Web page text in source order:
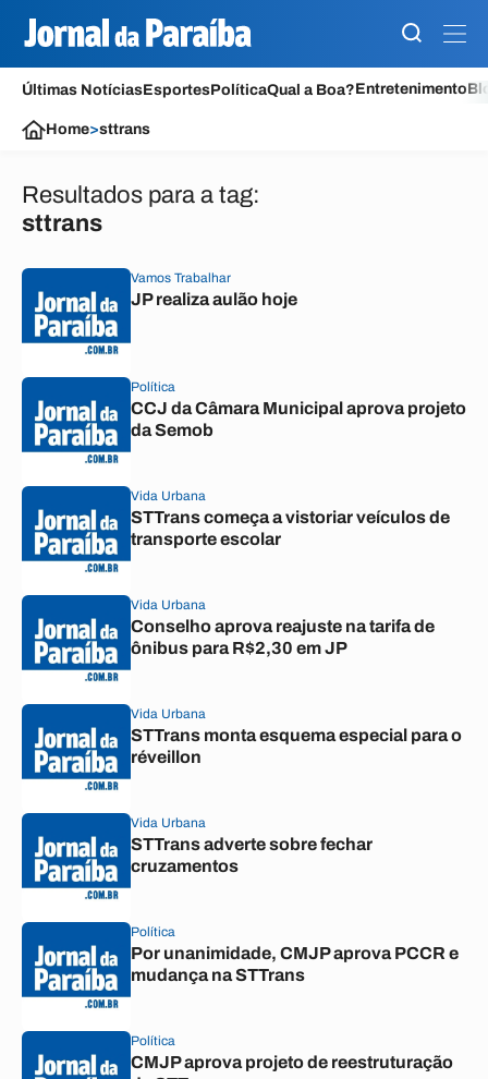
Últimas NotíciasEsportesPolíticaQual a Boa?Entretenimento
Home>sttrans
Resultados para a tag:
sttrans
Vamos Trabalhar
JP realiza aulão hoje
Política
CCJ da Câmara Municipal aprova projeto
da Semob
Vida Urbana
STTrans começa a vistoriar veículos de
transporte escolar
Vida Urbana
Conselho aprova reajuste na tarifa de
ônibus para R$2,30 em JP
Vida Urbana
STTrans monta esquema especial para o
réveillon
Vida Urbana
STTrans adverte sobre fechar
cruzamentos
Política
Por unanimidade, CMJP aprova PCCR e
mudança na STTrans
Política
CMJP aprova projeto de reestruturação